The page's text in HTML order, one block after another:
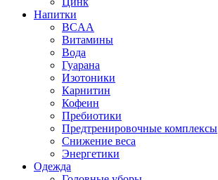
Напитки
BCAA
Витамины
Вода
Гуарана
Изотоники
Карнитин
Кофеин
Пребиотики
Предтренировочные комплексы
Снижение веса
Энергетики
Одежда